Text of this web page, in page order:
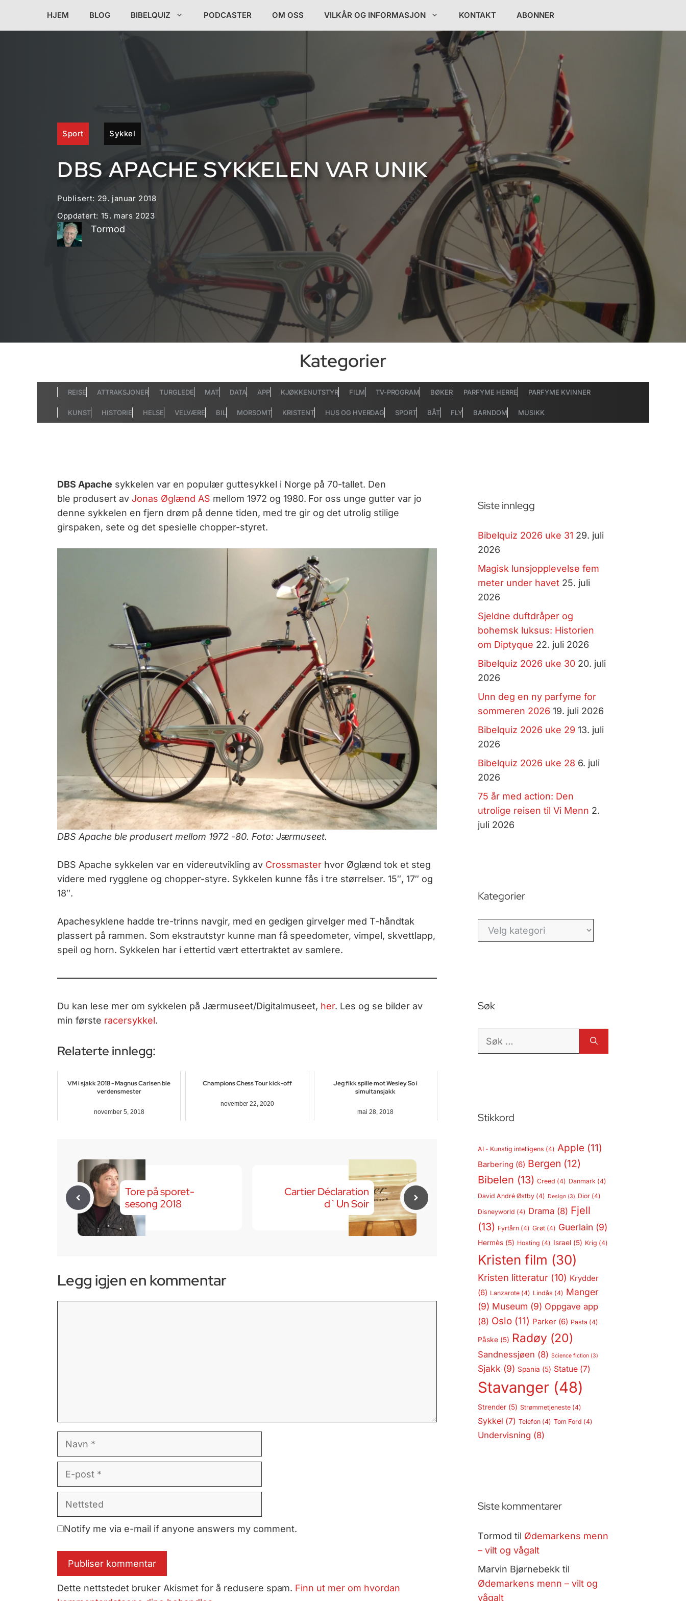
HJEM BLOG BIBELQUIZ PODCASTER OM OSS VILKÅR OG INFORMASJON KONTAKT ABONNER
Sport Sykkel
DBS APACHE SYKKELEN VAR UNIK
Publisert: 29. januar 2018
Oppdatert: 15. mars 2023
Tormod
Kategorier
REISE ATTRAKSJONER TURGLEDE MAT DATA APP KJØKKENUTSTYR FILM TV-PROGRAM BØKER PARFYME HERRE PARFYME KVINNER
KUNST HISTORIE HELSE VELVÆRE BIL MORSOMT KRISTENT HUS OG HVERDAG SPORT BÅT FLY BARNDOM MUSIKK
DBS Apache sykkelen var en populær guttesykkel i Norge på 70-tallet. Den
ble produsert av Jonas Øglænd AS mellom 1972 og 1980. For oss unge gutter var jo
denne sykkelen en fjern drøm på denne tiden, med tre gir og det utrolig stilige
girspaken, sete og det spesielle chopper-styret.
DBS Apache ble produsert mellom 1972 -80. Foto: Jærmuseet.
DBS Apache sykkelen var en videreutvikling av Crossmaster hvor Øglænd tok et steg
videre med rygglene og chopper-styre. Sykkelen kunne fås i tre størrelser. 15″, 17″ og
18″.
Apachesyklene hadde tre-trinns navgir, med en gedigen girvelger med T-håndtak
plassert på rammen. Som ekstrautstyr kunne man få speedometer, vimpel, skvettlapp,
speil og horn. Sykkelen har i ettertid vært ettertraktet av samlere.
Du kan lese mer om sykkelen på Jærmuseet/Digitalmuseet, her. Les og se bilder av
min første racersykkel.
Relaterte innlegg:
VM i sjakk 2018 - Magnus Carlsen ble
verdensmester
november 5, 2018
Champions Chess Tour kick-off
november 22, 2020
Jeg fikk spille mot Wesley So i
simultansjakk
mai 28, 2018
Tore på sporet-
sesong 2018
Cartier Déclaration
d`Un Soir
Legg igjen en kommentar
post
Notify me via e-mail if anyone answers my comment.
Dette nettstedet bruker Akismet for å redusere spam. Finn ut mer om hvordan
Siste innlegg
Bibelquiz 2026 uke 31 29. juli
2026
Magisk lunsjopplevelse fem
meter under havet 25. juli
2026
Sjeldne duftdråper og
bohemsk luksus: Historien
om Diptyque 22. juli 2026
Bibelquiz 2026 uke 30 20. juli
2026
Unn deg en ny parfyme for
sommeren 2026 19. juli 2026
Bibelquiz 2026 uke 29 13. juli
2026
Bibelquiz 2026 uke 28 6. juli
2026
75 år med action: Den
utrolige reisen til Vi Menn 2.
juli 2026
Kategorier
Kategorier
Søk
Søk
Stikkord
AI - Kunstig intelligens (4) Apple (11)
Barbering (6) Bergen (12)
Bibelen (13) Creed (4) Danmark (4)
David André Østby(4) Design(3) Dior(4)
Disneyworld (4) Drama (8) Fjell
(13) Fyrtårn(4) Grøt(4) Guerlain (9)
Hermès(5) Hosting (4) Israel(5) Krig (4)
Kristen film (30)
Kristen litteratur(10) Krydder
(6) Lanzarote(4) Lindås (4) Manger
(9) Museum (9) Oppgave app
(8) Oslo(11) Parker(6) Pasta (4)
Påske(5) Radøy(20)
Sandnessjøen (8) Science fiction(3)
Sjakk (9) Spania (5) Statue(7)
Stavanger(48)
Strender(5) Strømmetjeneste(4)
Sykkel (7) Telefon(4) Tom Ford (4)
Undervisning (8)
Siste kommentarer
Tormod til Ødemarkens menn
– vilt og vågalt
Marvin Bjørnebekk til
Ødemarkens menn – vilt og
vågalt